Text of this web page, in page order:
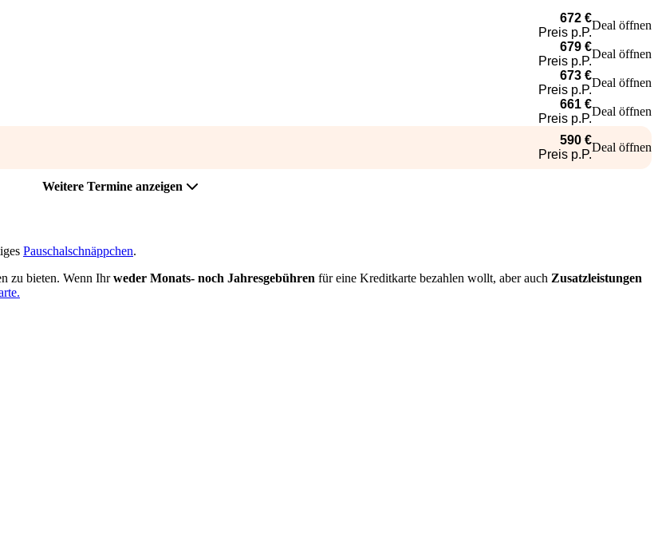
672 €
Preis p.P.
Deal öffnen
679 €
Preis p.P.
Deal öffnen
673 €
Preis p.P.
Deal öffnen
661 €
Preis p.P.
Deal öffnen
590 €
Preis p.P.
Deal öffnen
Weitere Termine anzeigen
Pauschalschnäppchen.
zu bieten. Wenn Ihrweder Monats- noch Jahresgebühren für eine Kreditkarte bezahlen wollt, aber auch Zusatzleistungen